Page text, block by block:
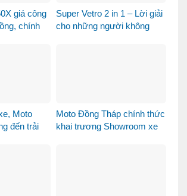
giá công
chính
Super Vetro 2 in 1 – Lời giải
cho những người không
Moto
đến trải
Moto Đồng Tháp chính thức
khai trương Showroom xe